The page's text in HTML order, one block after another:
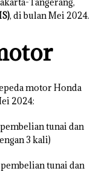
, di bulan Mei 2024.
motor Honda
2024:
tunai dan
3 kali)
tunai dan